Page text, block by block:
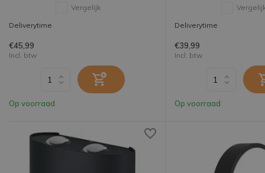
Vergelijk
Deliverytime
€45,99
Incl. btw
Op voorraad
Deliverytime
€39,99
Incl. btw
Op voorraad